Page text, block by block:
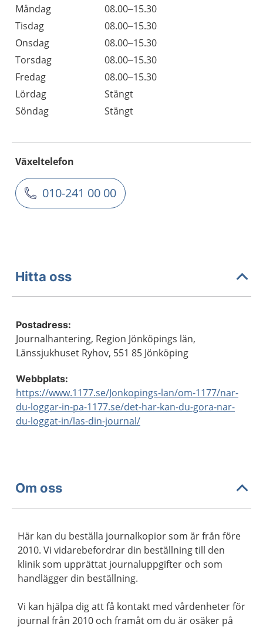
Måndag
08.00–15.30
Tisdag
08.00–15.30
Onsdag
08.00–15.30
Torsdag
08.00–15.30
Fredag
08.00–15.30
Lördag
Stängt
Söndag
Stängt
Växeltelefon
010-241 00 00
Hitta oss
Postadress:
Journalhantering, Region Jönköpings län,
Länssjukhuset Ryhov, 551 85 Jönköping
Webbplats:
https://www.1177.se/Jonkopings-lan/om-1177/nar-
du-loggar-in-pa-1177.se/det-har-kan-du-gora-nar-
du-loggat-in/las-din-journal/
Om oss
Här kan du beställa journalkopior som är från före
2010. Vi vidarebefordrar din beställning till den
klinik som upprättat journaluppgifter och som
handlägger din beställning.
Vi kan hjälpa dig att få kontakt med vårdenheter för
journal från 2010 och framåt om du är osäker på